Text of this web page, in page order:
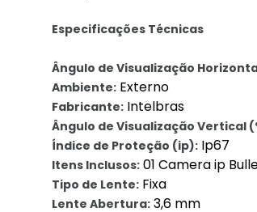
Especificações Técnicas
Ângulo de Visualização
Ambiente: Externo
Fabricante: Intelbras
Ângulo de Visualização Vertical
Índice de Proteção (ip): Ip67
Itens Inclusos: 01 Camera ip
Tipo de Lente: Fixa
Lente Abertura: 3,6 mm